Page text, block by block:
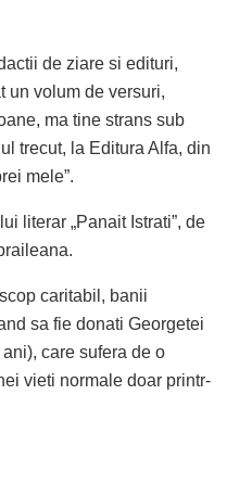
de ziare si edituri,
un volum de versuri,
ma tine strans sub
trecut, la Editura Alfa, din
mele”.
literar „Panait Istrati”, de
caritabil, banii
sa fie donati Georgetei
care sufera de o
vieti normale doar printr-